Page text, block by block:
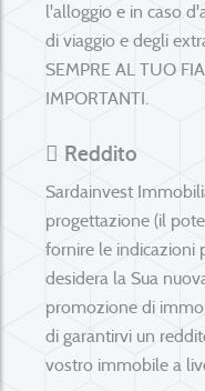
l'alloggio e in caso
di viaggio e degli
SEMPRE AL TUO
IMPORTANTI.
Reddito
Sardainvest
progettazione (il
fornire le indicazioni
desidera la Sua
promozione di
di garantirvi un
vostro immobile a